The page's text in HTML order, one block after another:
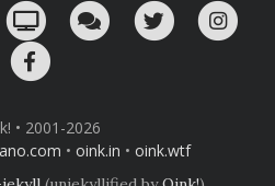
email! canal en Telegram!
Oink! TV Charla con nosotros
Twitter
• 2001-2026
• oink.in • oink.wtf